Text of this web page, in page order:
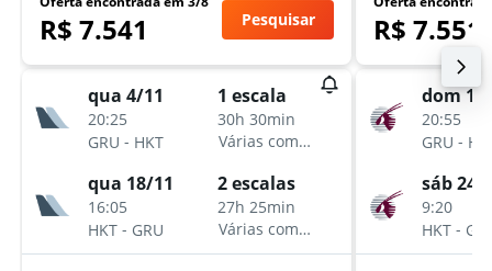
R$ 7.541 Pesquisar
qua 4/11
20:25
GRU - HKT
1 escala
30h 30min
Várias companhias aéreas
qua 18/11
16:05
HKT - GRU
2 escalas
27h 25min
Várias companhias aéreas
R$ 7.551
dom
20:55
GRU -
sáb 24/
9:20
HKT -